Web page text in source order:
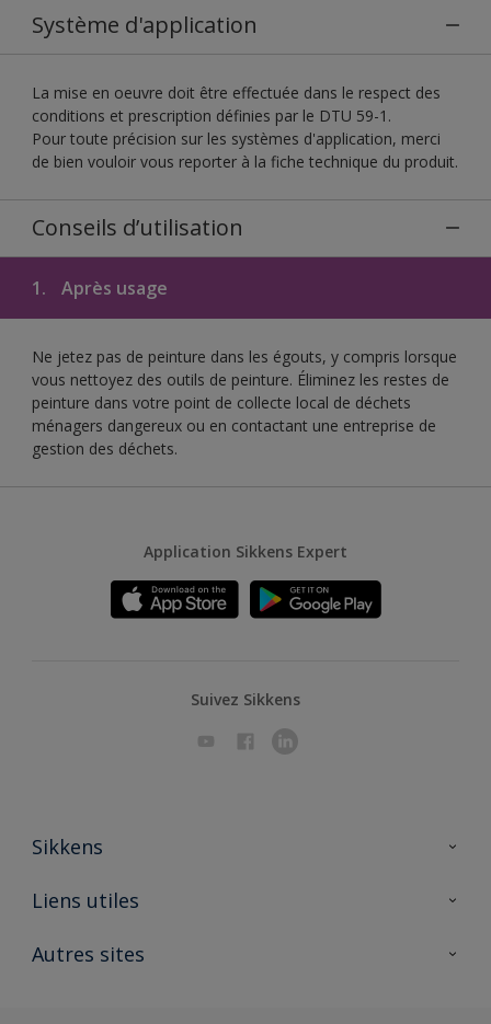
Système d'application
La mise en oeuvre doit être effectuée dans le respect des
conditions et prescription définies par le DTU 59-1.
Pour toute précision sur les systèmes d'application, merci
de bien vouloir vous reporter à la fiche technique du produit.
Conseils d’utilisation
1. Après usage
Ne jetez pas de peinture dans les égouts, y compris lorsque
vous nettoyez des outils de peinture. Éliminez les restes de
peinture dans votre point de collecte local de déchets
ménagers dangereux ou en contactant une entreprise de
gestion des déchets.
Application Sikkens Expert
Suivez Sikkens
Sikkens
A propos de Sikkens
Liens utiles
Ouvrir un magasin PASS
Autres sites